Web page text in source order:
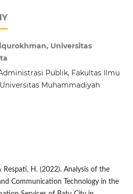
Universitas
Publik, Fakultas Ilmu
Muhammadiyah
Respati, H. (2022). Analysis of the
Communication Technology in the